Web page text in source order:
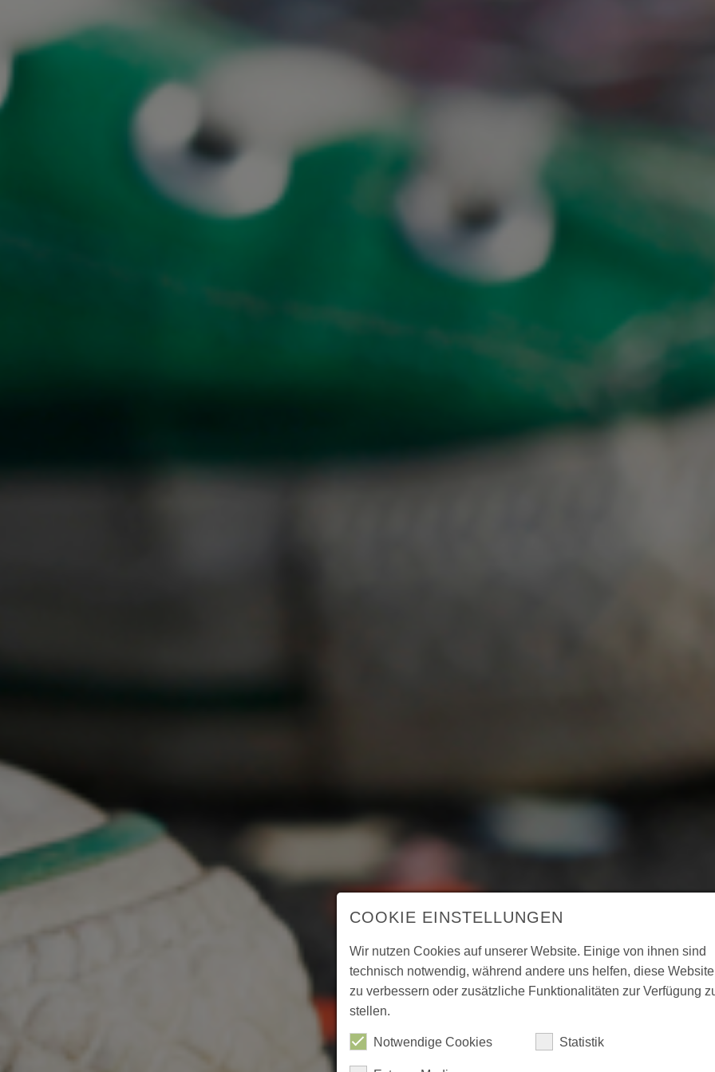
COOKIE EINSTELLUNGEN
Wir nutzen Cookies auf unserer Website. Einige von ihnen sind
technisch notwendig, während andere uns helfen, diese Website
zu verbessern oder zusätzliche Funktionalitäten zur Verfügung
stellen.
Notwendige Cookies Statistik